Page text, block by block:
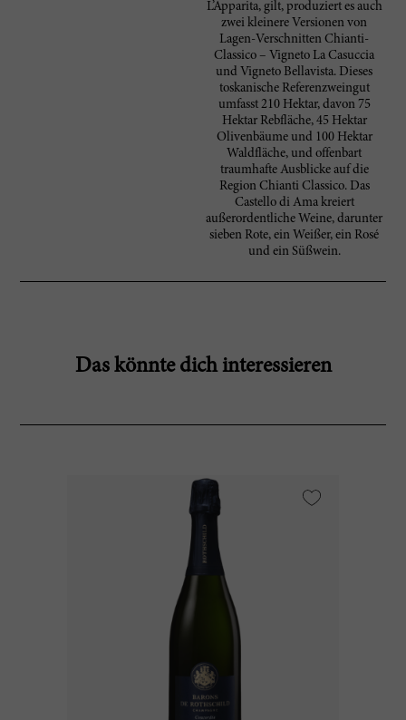
L’Apparita, gilt, produziert es auch
zwei kleinere Versionen von
Lagen-Verschnitten Chianti-
Classico – Vigneto La Casuccia
und Vigneto Bellavista. Dieses
toskanische Referenzweingut
umfasst 210 Hektar, davon 75
Hektar Rebfläche, 45 Hektar
Olivenbäume und 100 Hektar
Waldfläche, und offenbart
traumhafte Ausblicke auf die
Region Chianti Classico. Das
Castello di Ama kreiert
außerordentliche Weine, darunter
sieben Rote, ein Weißer, ein Rosé
und ein Süßwein.
Das könnte dich interessieren